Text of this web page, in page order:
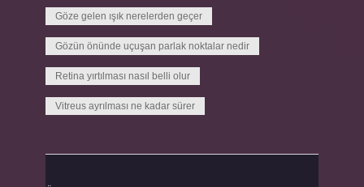
Göze gelen ışık nerelerden geçer
Gözün önünde uçuşan parlak noktalar nedir
Retina yırtılması nasıl belli olur
Vitreus ayrılması ne kadar sürer